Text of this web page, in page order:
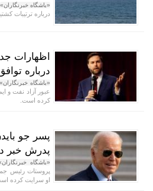
«باشگاه خبرنگاران»
درباره ترتیبات
اظهارات
درباره
«باشگاه خبرنگاران»
عبور آزاد نفت و
کرده است.
پسر جو
پدرش خبر
«باشگاه
پروستات رئیس
او سرایت کرده